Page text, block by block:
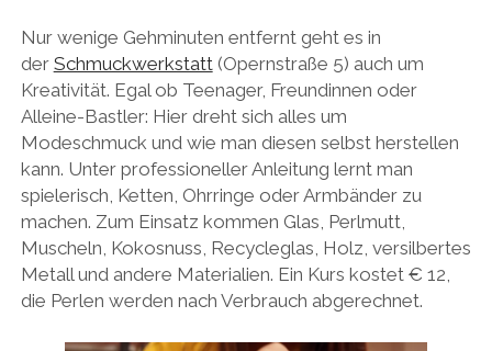
Nur wenige Gehminuten entfernt geht es in
der Schmuckwerkstatt(Opernstraße 5) auch um
Kreativität. Egal ob Teenager, Freundinnen oder
Alleine-Bastler: Hier dreht sich alles um
Modeschmuck und wie man diesen selbst herstellen
kann. Unter professioneller Anleitung lernt man
spielerisch, Ketten, Ohrringe oder Armbänder zu
machen. Zum Einsatz kommen Glas, Perlmutt,
Muscheln, Kokosnuss, Recycleglas, Holz, versilbertes
Metall und andere Materialien. Ein Kurs kostet € 12,
die Perlen werden nach Verbrauch abgerechnet.